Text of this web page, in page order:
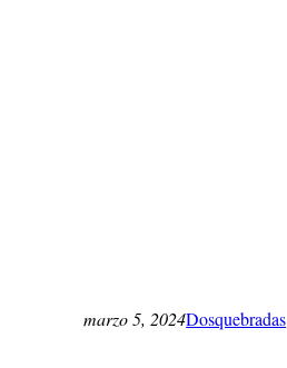
marzo 5, 2024Dosquebradas